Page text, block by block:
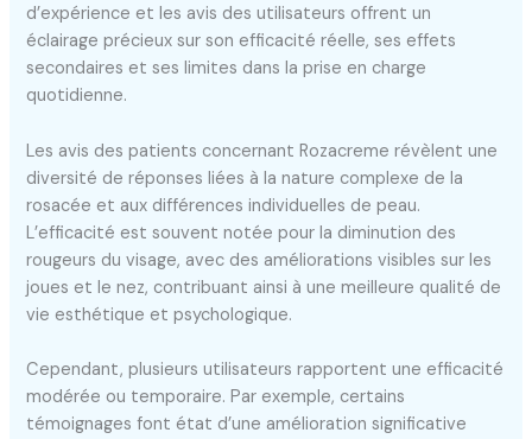
d’expérience et les avis des utilisateurs offrent un
éclairage précieux sur son efficacité réelle, ses effets
secondaires et ses limites dans la prise en charge
quotidienne.
Les avis des patients concernant Rozacreme révèlent une
diversité de réponses liées à la nature complexe de la
rosacée et aux différences individuelles de peau.
L’efficacité est souvent notée pour la diminution des
rougeurs du visage, avec des améliorations visibles sur les
joues et le nez, contribuant ainsi à une meilleure qualité de
vie esthétique et psychologique.
Cependant, plusieurs utilisateurs rapportent une efficacité
modérée ou temporaire. Par exemple, certains
témoignages font état d’une amélioration significative